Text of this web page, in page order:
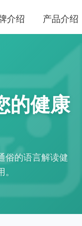
介绍 产品介绍
的健康
俗的语言解读健